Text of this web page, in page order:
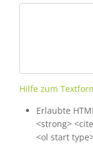
Hilfe zum
Erlaubte
<strong>
<ol start